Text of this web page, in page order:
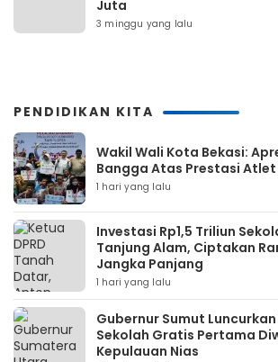
Juta
3 minggu yang lalu
PENDIDIKAN KITA
Wakil Wali Kota Bekasi:
Bangga Atas Prestasi Atlet
1 hari yang lalu
Investasi Rp1,5 Triliun
Tanjung Alam, Ciptakan
Jangka Panjang
1 hari yang lalu
Gubernur Sumut
Sekolah Gratis Pertama
Kepulauan Nias